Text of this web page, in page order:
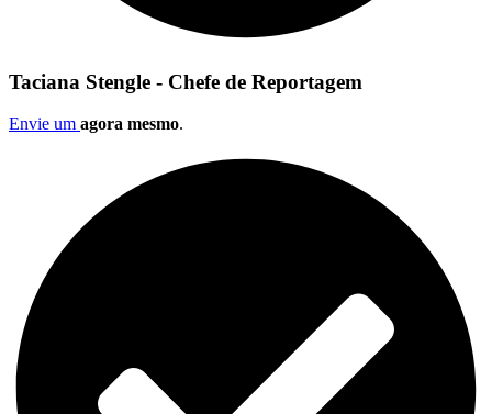
Taciana Stengle - Chefe de Reportagem
Envie um agora mesmo.